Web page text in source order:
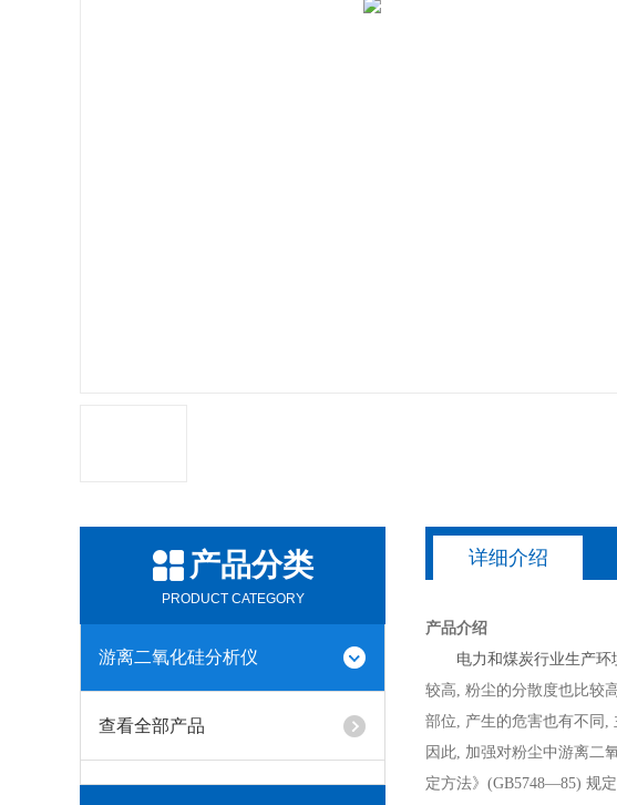
产品分类
PRODUCT CATEGORY
游离二氧化硅分析仪
查看全部产品
详细介绍
产品介绍
电力和煤炭行业生产
较高, 粉尘的分散度也比较
部位, 产生的危害也有不同,
因此, 加强对粉尘中游离二
定方法》(GB5748—85) 规